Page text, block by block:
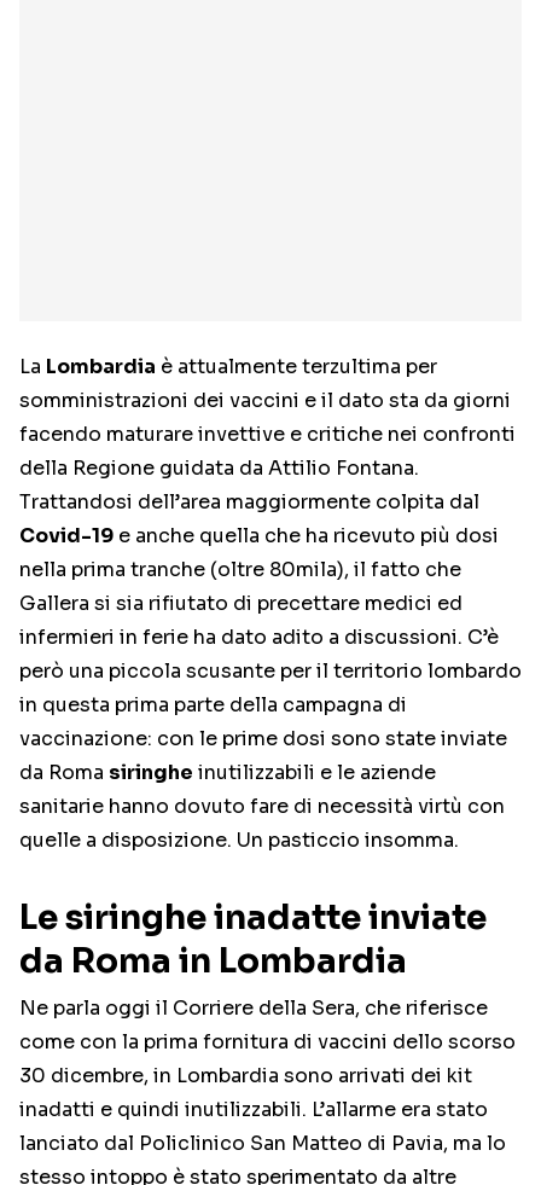
La Lombardia è attualmente terzultima per
somministrazioni dei vaccini e il dato sta da giorni
facendo maturare invettive e critiche nei confronti
della Regione guidata da Attilio Fontana.
Trattandosi dell’area maggiormente colpita dal
Covid-19 e anche quella che ha ricevuto più dosi
nella prima tranche (oltre 80mila), il fatto che
Gallera si sia rifiutato di precettare medici ed
infermieri in ferie ha dato adito a discussioni. C’è
però una piccola scusante per il territorio lombardo
in questa prima parte della campagna di
vaccinazione: con le prime dosi sono state inviate
da Roma siringhe inutilizzabili e le aziende
sanitarie hanno dovuto fare di necessità virtù con
quelle a disposizione. Un pasticcio insomma.
Le siringhe inadatte inviate
da Roma in Lombardia
Ne parla oggi il Corriere della Sera, che riferisce
come con la prima fornitura di vaccini dello scorso
30 dicembre, in Lombardia sono arrivati dei kit
inadatti e quindi inutilizzabili. L’allarme era stato
lanciato dal Policlinico San Matteo di Pavia, ma lo
stesso intoppo è stato sperimentato da altre